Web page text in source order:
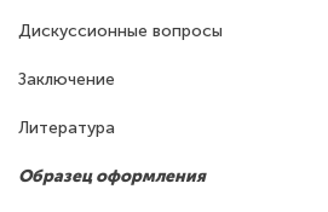
Дискуссионные вопросы
Заключение
Литература
Образец оформления